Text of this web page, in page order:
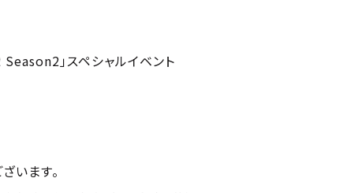
」スペシャルイベント
います。